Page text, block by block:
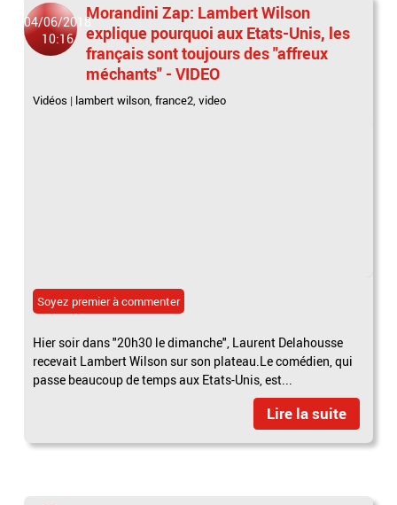
04/06/2018
10:16
Morandini Zap: Lambert Wilson
explique pourquoi aux Etats-Unis, les
français sont toujours des "affreux
méchants" - VIDEO
Vidéos | lambert wilson,france2,video
Soyez premier à commenter
Hier soir dans "20h30 le dimanche", Laurent Delahousse
recevait Lambert Wilson sur son plateau.Le comédien, qui
passe beaucoup de temps aux Etats-Unis, est...
Lire la suite